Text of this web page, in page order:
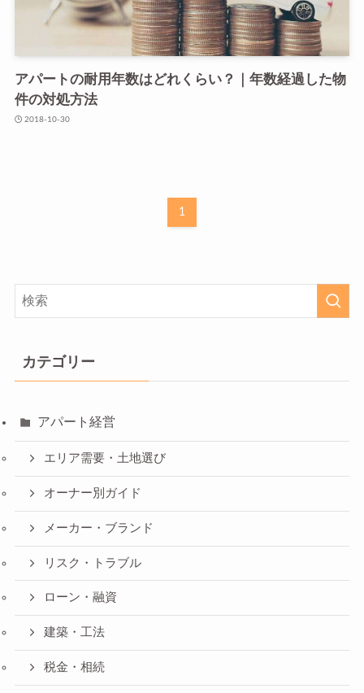
アパートの耐用年数はどれくらい？｜年数経過した物
件の対処方法
2018-10-30
1
カテゴリー
アパート経営
エリア需要・土地選び
オーナー別ガイド
メーカー・ブランド
リスク・トラブル
ローン・融資
建築・工法
税金・相続